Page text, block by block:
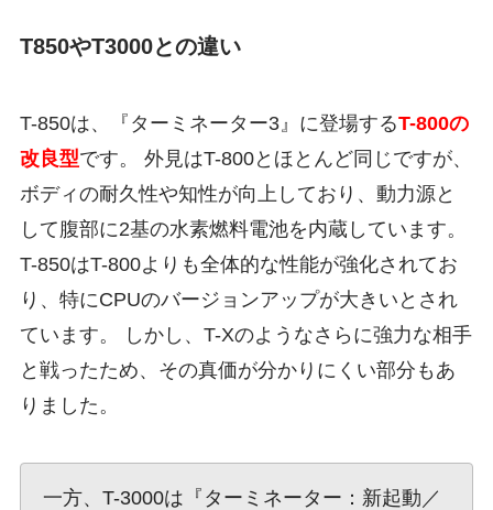
T850やT3000との違い
T-850は、『ターミネーター3』に登場するT-800の
改良型です。 外見はT-800とほとんど同じですが、
ボディの耐久性や知性が向上しており、動力源と
して腹部に2基の水素燃料電池を内蔵しています。
T-850はT-800よりも全体的な性能が強化されてお
り、特にCPUのバージョンアップが大きいとされ
ています。 しかし、T-Xのようなさらに強力な相手
と戦ったため、その真価が分かりにくい部分もあ
りました。
一方、T-3000は『ターミネーター：新起動／